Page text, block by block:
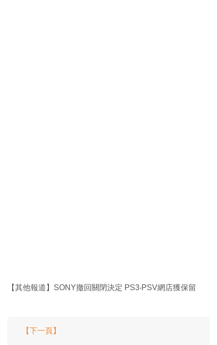
【其他報道】SONY撤回關閉決定 PS3‧PSV網店獲保留
【下一頁】